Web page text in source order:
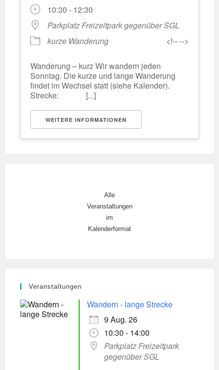
10:30 - 12:30
Parkplatz Freizeitpark gegenüber SGL
kurze Wanderung
<!-- -->
Wanderung – kurz Wir wandern jeden
Sonntag. Die kurze und lange Wanderung
findet im Wechsel statt (siehe Kalender).
Strecke: [...]
WEITERE INFORMATIONEN
Alle
Veranstaltungen
im
Kalenderformat
Veranstaltungen
Wandern - lange Strecke
9 Aug. 26
10:30 - 14:00
Parkplatz Freizeitpark
gegenüber SGL